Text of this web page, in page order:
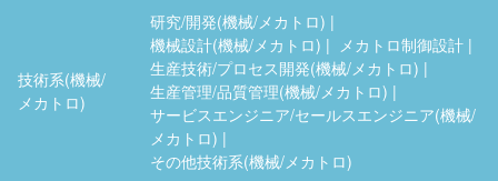
技術系(機械/
メカトロ)
研究/開発(機械/メカトロ)
機械設計(機械/メカトロ)
メカトロ制御設計
生産技術/プロセス開発(機械/メカトロ)
生産管理/品質管理(機械/メカトロ)
サービスエンジニア/セールスエンジニア(機械/
メカトロ)
その他技術系(機械/メカトロ)